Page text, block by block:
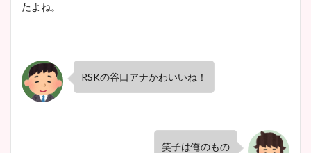
たよね。
RSKの谷口アナかわいいね！
笑子は俺のもの